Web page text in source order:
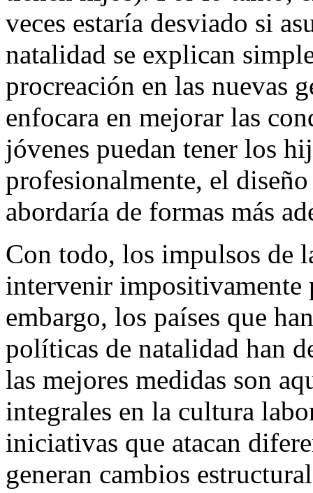
veces estaría desviado si
natalidad se explican
procreación en las nuevas
enfocara en mejorar las
jóvenes puedan tener los
profesionalmente, el
abordaría de formas más
Con todo, los impulsos de
intervenir impositivamente
embargo, los países que
políticas de natalidad han
las mejores medidas son
integrales en la cultura
iniciativas que atacan
generan cambios